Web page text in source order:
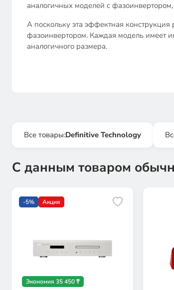
аналогичных моделей с
А поскольку эта эффектная
фазоинвертором. Каждая модель имеет
аналогичного размера.
Все товары:Definitive Technology
С данным товаром
-5% Акция
Экономия 35 450 ₸